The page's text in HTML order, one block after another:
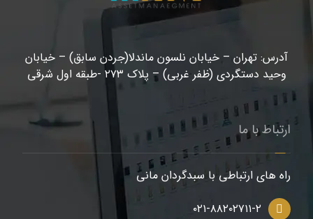
آدرس: تهران – خیابان نلسون ماندلا(جردن سابق) – خیابان
وحید دستگردی (ظفر غربی) – پلاک ۲۷۳ -طبقه اول شرقی
ارتباط با ما
راه های ارتباطی با سبدگردان مانی
۰۲۱-۸۸۲۰۲۷۱۱-۲